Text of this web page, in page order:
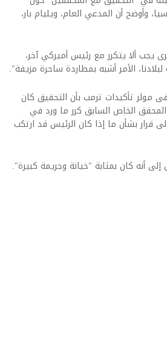
وأوضح أن المدعي العام، ويليام بار،
ألا يتكرر مع رئيس أميركي آخر،
الأمر أشبه بمطاردة ساحرة مزيفة".
مولر تأكيدات ترمب بأن التحقيق كان
الخاص السابق كرر ما ورد في
قرار بشأن ما إذا كان الرئيس قد ارتكب
أنه كان بمثابة "خيانة وجريمة كبيرة".